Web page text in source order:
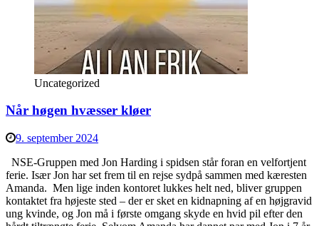
Uncategorized
Når høgen hvæsser kløer
9. september 2024
NSE-Gruppen med Jon Harding i spidsen står foran en velfortjent
ferie. Især Jon har set frem til en rejse sydpå sammen med kæresten
Amanda. Men lige inden kontoret lukkes helt ned, bliver gruppen
kontaktet fra højeste sted – der er sket en kidnapning af en højgravid
ung kvinde, og Jon må i første omgang skyde en hvid pil efter den